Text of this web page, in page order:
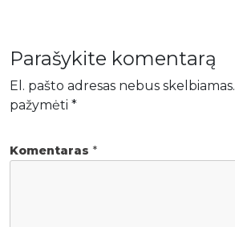
Parašykite komentarą
El. pašto adresas nebus skelbiamas.
pažymėti *
Komentaras *